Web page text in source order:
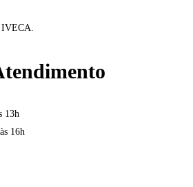
IVECA.
13h
16h